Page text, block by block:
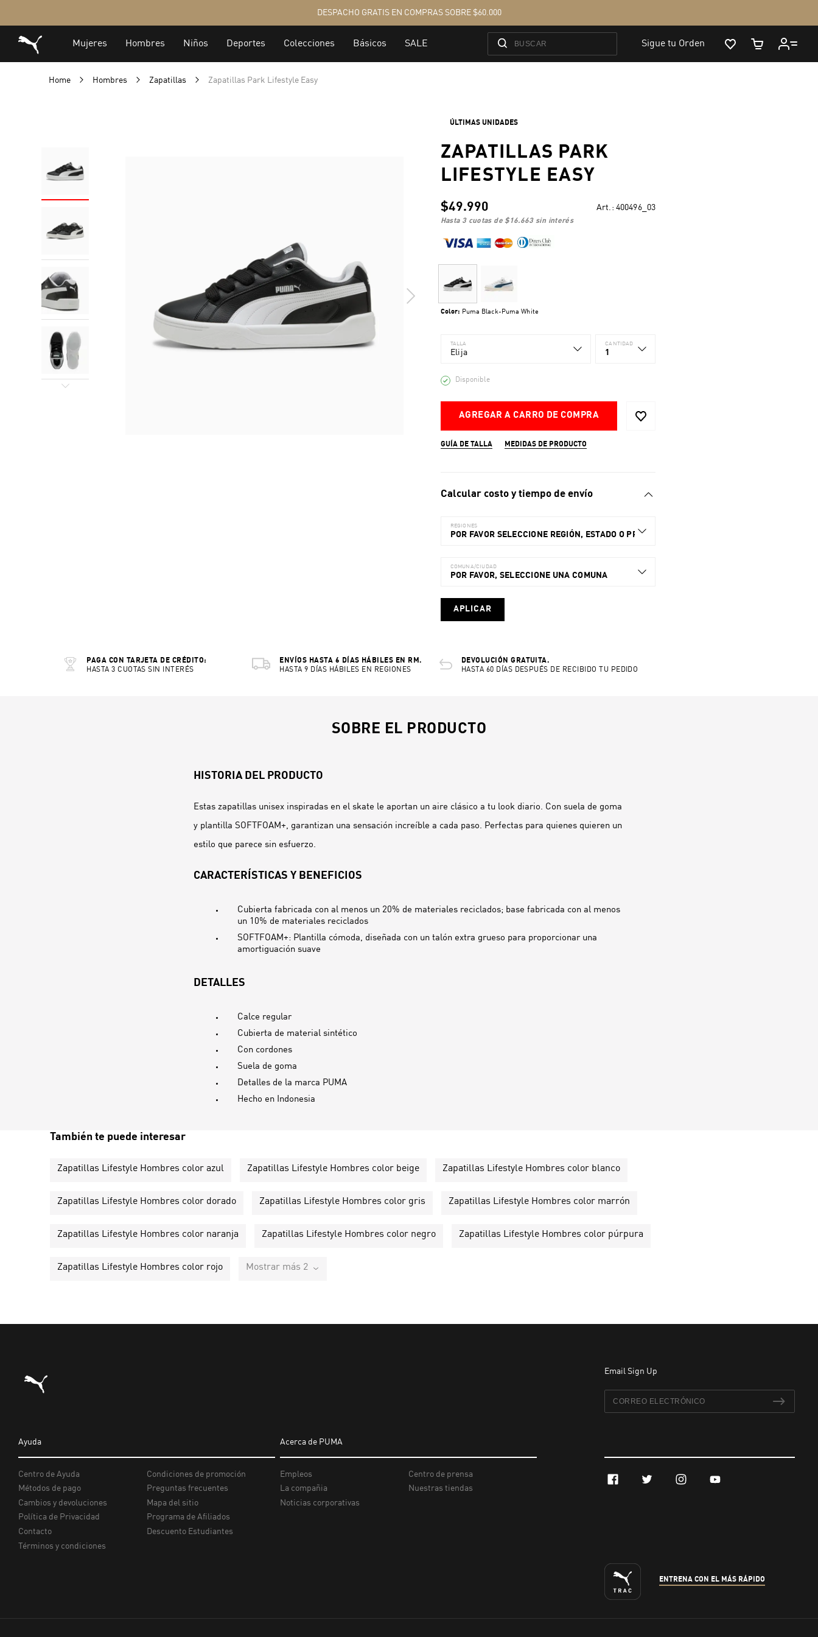
Home Hombres Zapatillas Zapatillas Park Lifestyle Easy
ÚLTIMAS UNIDADES
ZAPATILLAS PARK
LIFESTYLE EASY
$49.990 Art.: 400496_03
hasta 3 cuotas de $16.663sin interés
Color: Puma Black-Puma White
TALLA
Elija
CANTIDAD
1
Disponible
AGREGAR A CARRO DE COMPRA
GUÍA DE TALLA MEDIDAS DE PRODUCTO
Calcular costo y tiempo de envío
REGIONES
POR FAVOR SELECCIONE REGIÓN, ESTADO O PROVINCIA.
COMUNA/CIUDAD
POR FAVOR, SELECCIONE UNA COMUNA
APLICAR
PAGA CON TARJETA DE CRÉDITO:
HASTA 3 CUOTAS SIN INTERÉS
ENVÍOS HASTA 6 DÍAS HÁBILES EN RM.
HASTA 9 DÍAS HÁBILES EN REGIONES
DEVOLUCIÓN GRATUITA.
HASTA 60 DÍAS DESPUÉS DE RECIBIDO TU PEDIDO
SOBRE EL PRODUCTO
HISTORIA DEL PRODUCTO
Estas zapatillas unisex inspiradas en el skate le aportan un aire clásico a tu look diario. Con suela de goma
y plantilla SOFTFOAM+, garantizan una sensación increíble a cada paso. Perfectas para quienes quieren un
estilo que parece sin esfuerzo.
CARACTERÍSTICAS Y BENEFICIOS
Cubierta fabricada con al menos un 20% de materiales reciclados; base fabricada con al menos
un 10% de materiales reciclados
SOFTFOAM+: Plantilla cómoda, diseñada con un talón extra grueso para proporcionar una
amortiguación suave
DETALLES
Calce regular
Cubierta de material sintético
Con cordones
Suela de goma
Detalles de la marca PUMA
Hecho en Indonesia
También te puede interesar
Zapatillas Lifestyle Hombres color azul Zapatillas Lifestyle Hombres color beige Zapatillas Lifestyle Hombres color blanco
Zapatillas Lifestyle Hombres color dorado Zapatillas Lifestyle Hombres color gris Zapatillas Lifestyle Hombres color marrón
Zapatillas Lifestyle Hombres color naranja Zapatillas Lifestyle Hombres color negro Zapatillas Lifestyle Hombres color púrpura
Zapatillas Lifestyle Hombres color rojo Mostrar más 2